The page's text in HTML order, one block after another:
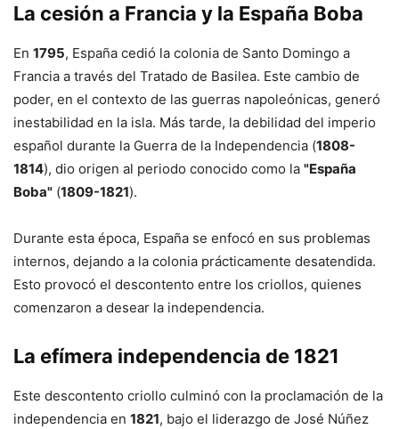
La cesión a Francia y la España Boba
En 1795, España cedió la colonia de Santo Domingo a
Francia a través del Tratado de Basilea. Este cambio de
poder, en el contexto de las guerras napoleónicas, generó
inestabilidad en la isla. Más tarde, la debilidad del imperio
español durante la Guerra de la Independencia (1808-
1814), dio origen al periodo conocido como la "España
Boba" (1809-1821).
Durante esta época, España se enfocó en sus problemas
internos, dejando a la colonia prácticamente desatendida.
Esto provocó el descontento entre los criollos, quienes
comenzaron a desear la independencia.
La efímera independencia de 1821
Este descontento criollo culminó con la proclamación de la
independencia en 1821, bajo el liderazgo de José Núñez